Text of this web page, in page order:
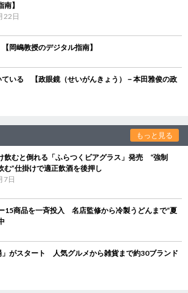
】
22日
岡嶋教授のデジタル指南】
ている 【政眼鏡（せいがんきょう）－本田雅俊の政
もっと見る
飲むと倒れる「ふらつくビアグラス」発売 “強制
む”仕掛けで適正飲酒を後押し
7日
15商品を一斉投入 名店監修から冷製うどんまで“夏
」がスタート 人気グルメから雑貨まで約30ブランド